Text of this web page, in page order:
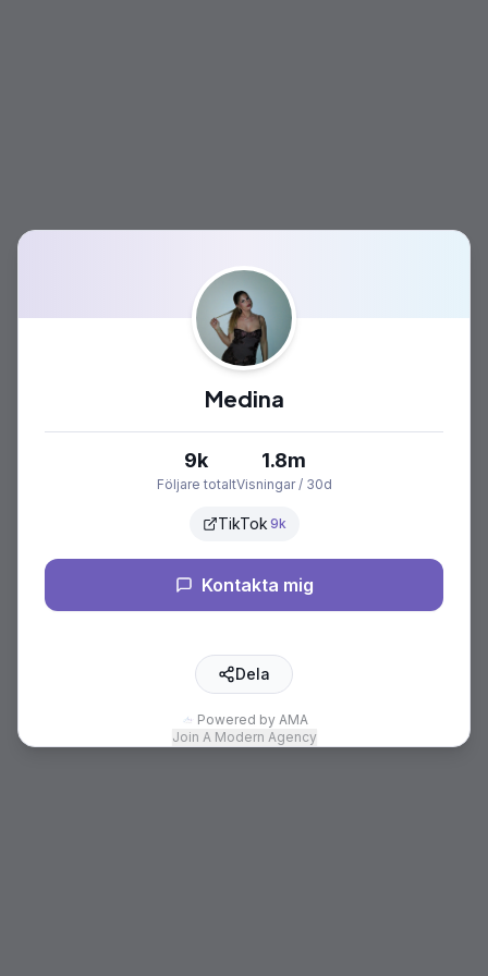
Medina
9k
Följare totalt
1.8m
Visningar / 30d
TikTok 9k
Kontakta mig
Dela
Powered by AMA
Join A Modern Agency